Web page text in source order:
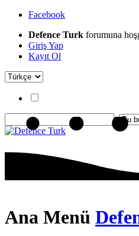
Facebook
Defence Turk forumuna
Giriş Yap
Kayıt Ol
Ana Menü